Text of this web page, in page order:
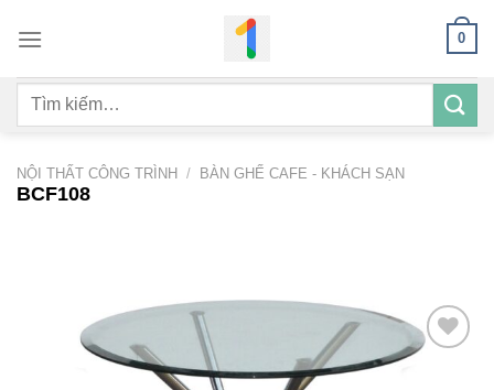
qua
dung
0
Tìm
NỘI THẤT CÔNG TRÌNH / BÀN GHẾ CAFE - KHÁCH SẠN
BCF108